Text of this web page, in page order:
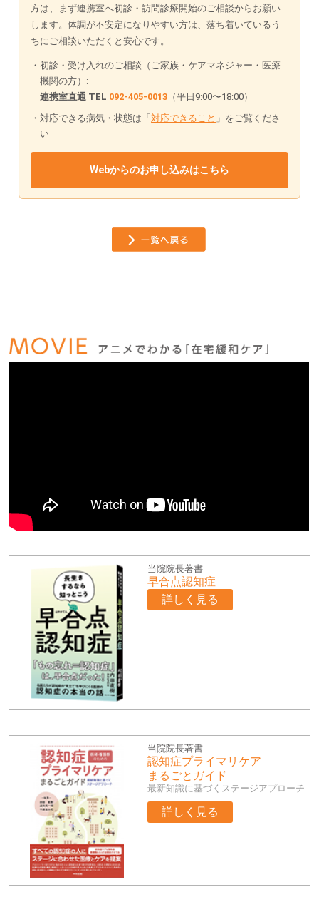
方は、まず連携室へ初診・訪問診療開始のご相談からお願い
します。体調が不安定になりやすい方は、落ち着いているう
ちにご相談いただくと安心です。
初診・受け入れのご相談（ご家族・ケアマネジャー・医療
機関の方）:
連携室直通 TEL 092-405-0013 （平日9:00〜18:00）
対応できる病気・状態は「対応できること 」をご覧くださ
い
Webからのお申し込みはこちら
当院院長著書
早合点認知症
詳しく見る
当院院長著書
認知症プライマリケア
まるごとガイド
最新知識に基づくステージアプローチ
詳しく見る